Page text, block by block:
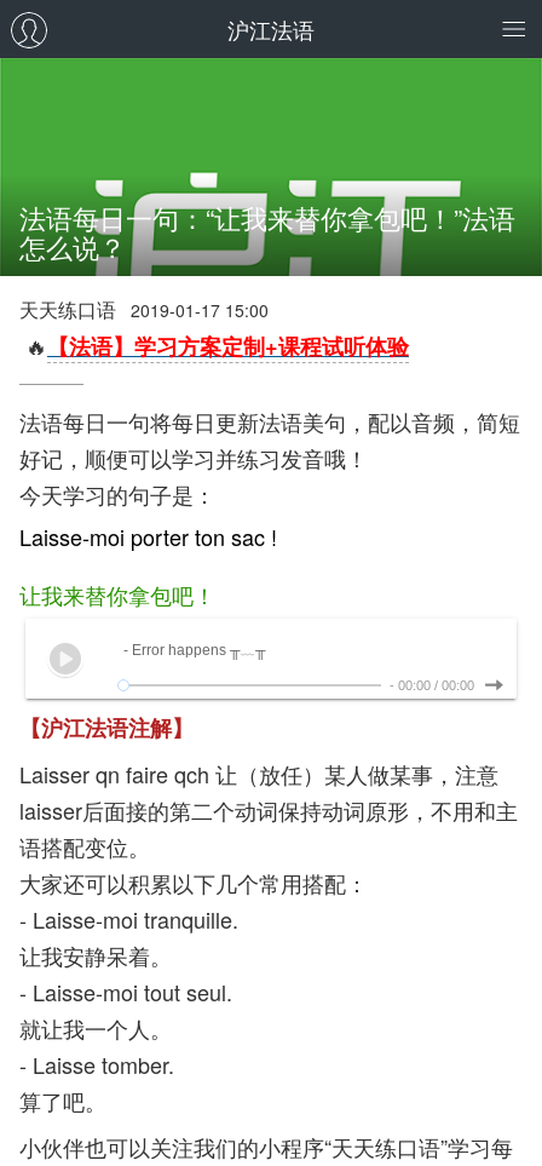
沪江法语
法语每日一句：“让我来替你拿包吧！”法语
怎么说？
天天练口语 2019-01-17 15:00
🔥 【法语】学习方案定制+课程试听体验
法语每日一句将每日更新法语美句，配以音频，简短
好记，顺便可以学习并练习发音哦！
今天学习的句子是：
Laisse-moi porter ton sac !
让我来替你拿包吧！
- Error happens ╥﹏╥
- 00:00 / 00:00
【沪江法语注解】
Laisser qn faire qch 让（放任）某人做某事，注意
laisser后面接的第二个动词保持动词原形，不用和主
语搭配变位。
大家还可以积累以下几个常用搭配：
- Laisse-moi tranquille.
让我安静呆着。
- Laisse-moi tout seul.
就让我一个人。
- Laisse tomber.
算了吧。
小伙伴也可以关注我们的小程序“天天练口语”学习每